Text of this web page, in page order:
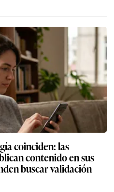
coinciden: las
contenido en sus
buscar validación